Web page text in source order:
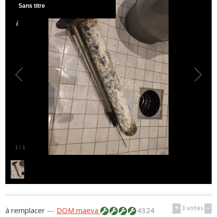
1 / 1
Sans titre
+ 3votes -
à remplacer — DOM maeva
4324